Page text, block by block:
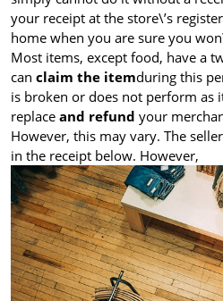
your receipt at the store\’s
home when you are sure you
Most items, except food, have a
can claim the itemduring this
is broken or does not perform as
replace and refund your
However, this may vary. The
in the receipt below. However,